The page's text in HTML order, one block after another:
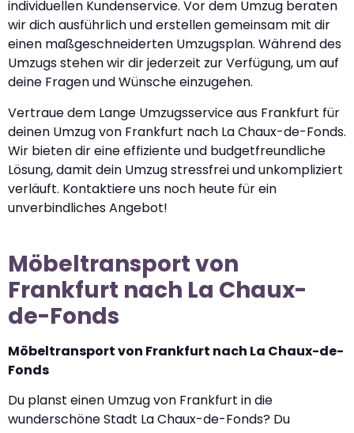
individuellen Kundenservice. Vor dem Umzug beraten
wir dich ausführlich und erstellen gemeinsam mit dir
einen maßgeschneiderten Umzugsplan. Während des
Umzugs stehen wir dir jederzeit zur Verfügung, um auf
deine Fragen und Wünsche einzugehen.
Vertraue dem Lange Umzugsservice aus Frankfurt für
deinen Umzug von Frankfurt nach La Chaux-de-Fonds.
Wir bieten dir eine effiziente und budgetfreundliche
Lösung, damit dein Umzug stressfrei und unkompliziert
verläuft. Kontaktiere uns noch heute für ein
unverbindliches Angebot!
Möbeltransport von
Frankfurt nach La Chaux-
de-Fonds
Möbeltransport von Frankfurt nach La Chaux-de-
Fonds
Du planst einen Umzug von Frankfurt in die
wunderschöne Stadt La Chaux-de-Fonds? Du